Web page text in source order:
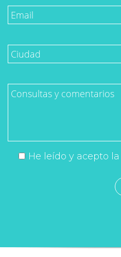
He leído y acepto la